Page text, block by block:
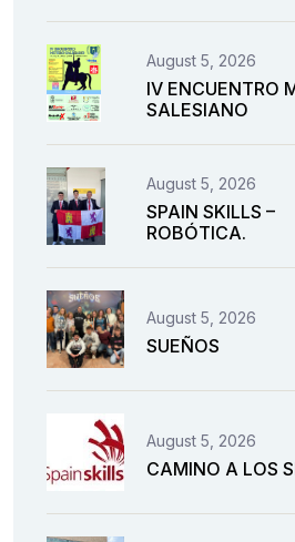
August 5, 2026
IV ENCUENTRO
SALESIANO
August 5, 2026
SPAIN SKILLS –
ROBÓTICA.
August 5, 2026
SUEÑOS
August 5, 2026
CAMINO A LOS